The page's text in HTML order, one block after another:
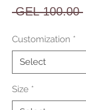
GEL 100.00
Customization *
Size *